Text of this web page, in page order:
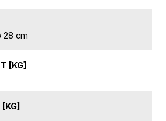
28 cm
[KG]